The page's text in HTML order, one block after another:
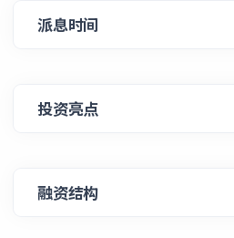
派息时间
投资亮点
融资结构